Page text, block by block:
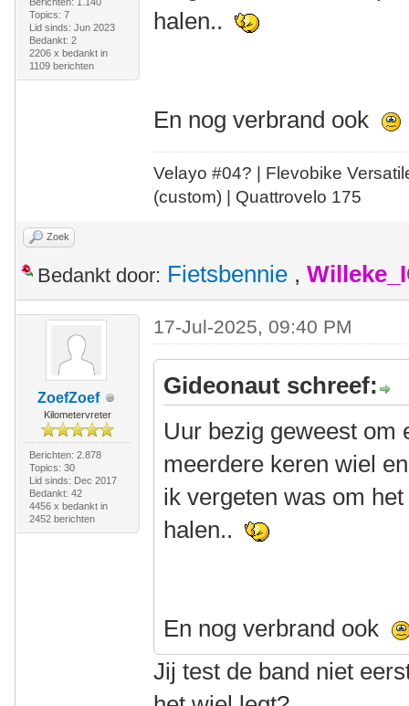
Topics: 7
Lid sinds: Jun 2023
Bedankt: 2
2206 x bedankt in
1109 berichten
halen..
En nog verbrand ook
Velayo #04? | Flevobike
(custom) | Quattrovelo 175
Zoek
Bedankt door: Fietsbennie ,
ZoefZoef
Kilometervreter
Berichten: 2.878
Topics: 30
Lid sinds: Dec 2017
Bedankt: 42
4456 x bedankt in
2452 berichten
17-Jul-2025, 09:40 PM
Gideonaut schreef:
Uur bezig geweest om
meerdere keren wiel
ik vergeten was om
halen..
En nog verbrand ook
Jij test de band niet